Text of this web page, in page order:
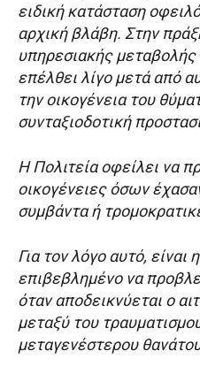
ειδική κατάσταση
αρχική βλάβη. Στην
υπηρεσιακής μεταβολής
επέλθει λίγο μετά από
την οικογένεια του
συνταξιοδοτική
Η Πολιτεία οφείλει να
οικογένειες όσων
συμβάντα ή
Για τον λόγο αυτό, είναι
επιβεβλημένο να
όταν αποδεικνύεται ο
μεταξύ του
μεταγενέστερου